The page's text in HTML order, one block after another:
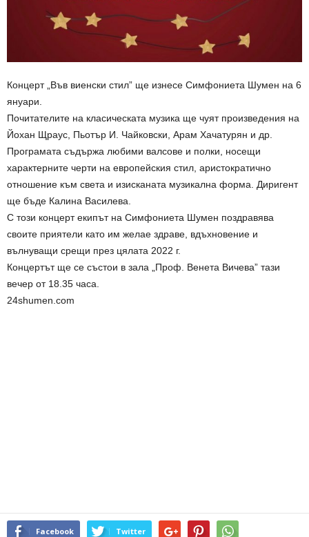
Концерт „Във виенски стил” ще изнесе Симфониета Шумен на 6
януари.
Почитателите на класическата музика ще чуят произведения на
Йохан Щраус, Пьотър И. Чайковски, Арам Хачатурян и др.
Програмата съдържа любими валсове и полки, носещи
характерните черти на европейския стил, аристократично
отношение към света и изисканата музикална форма. Диригент
ще бъде Калина Василева.
С този концерт екипът на Симфониета Шумен поздравява
своите приятели като им желае здраве, вдъхновение и
вълнуващи срещи през цялата 2022 г.
Концертът ще се състои в зала „Проф. Венета Вичева” тази
вечер от 18.35 часа.
24shumen.com
Facebook Twitter